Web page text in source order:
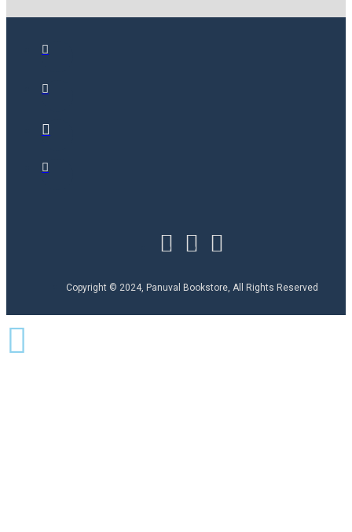
Copyright © 2024, Panuval Bookstore, All Rights Reserved